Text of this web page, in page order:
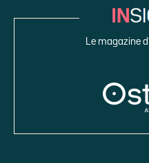
Le magazine